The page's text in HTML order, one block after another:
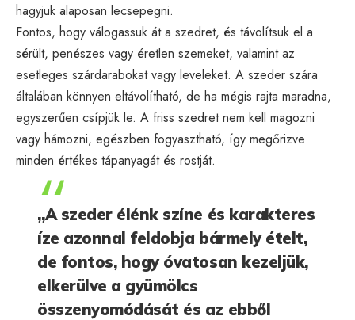
hagyjuk alaposan lecsepegni.
Fontos, hogy válogassuk át a szedret, és távolítsuk el a
sérült, penészes vagy éretlen szemeket, valamint az
esetleges szárdarabokat vagy leveleket. A szeder szára
általában könnyen eltávolítható, de ha mégis rajta maradna,
egyszerűen csípjük le. A friss szedret nem kell magozni
vagy hámozni, egészben fogyasztható, így megőrizve
minden értékes tápanyagát és rostját.
„A szeder élénk színe és karakteres
íze azonnal feldobja bármely ételt,
de fontos, hogy óvatosan kezeljük,
elkerülve a gyümölcs
összenyomódását és az ebből